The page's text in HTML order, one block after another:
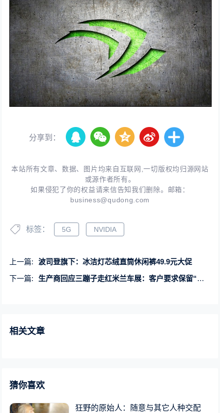
分享到：
本站所有文章、数据、图片均来自互联网,一切版权均归源网站
或源作者所有。
如果侵犯了你的权益请来信告知我们删除。邮箱：
business@qudong.com
标签： 5G NVIDIA
上一篇:
波司登旗下：冰洁灯芯绒直筒休闲裤49.9元大促
下一篇:
生产商回应三蹦子走红米兰车展：客户要求保留“倒车请注意”
相关文章
猜你喜欢
狂野的原始人：随意与其它人种交配